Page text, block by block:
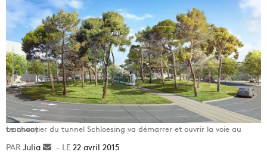
Le chantier du tunnel Schloesing va démarrer et ouvrir la voie au tramway
Julia
Envoyer22 avril 2015